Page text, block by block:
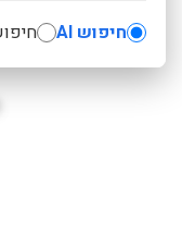
חיפוש AI